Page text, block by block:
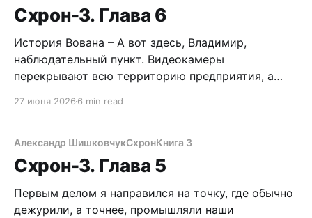
техникума. Но мне-
Схрон-3. Глава 6
История Вована – А вот здесь, Владимир,
наблюдательный пункт. Видеокамеры
перекрывают всю территорию предприятия, а
непонятного, нах? Борисыч кусал губы,
критически осматривая громилу. – Короче говоря,
твоя смена – сутки через двое. Раз в два
27 июня 2026 6 min read
Александр ШишковчукСхронКнига 3
Схрон-3. Глава 5
Первым делом я направился на точку, где обычно
дежурили, а точнее, промышляли наши